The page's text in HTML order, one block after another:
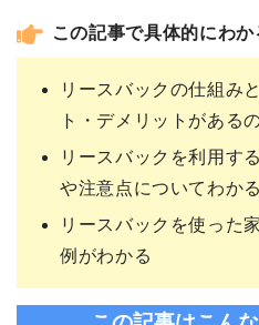
この記事で具体的にわ
リースバックの仕組み
ト・デメリットがある
リースバックを利用す
や注意点についてわかる
リースバックを使った
例がわかる